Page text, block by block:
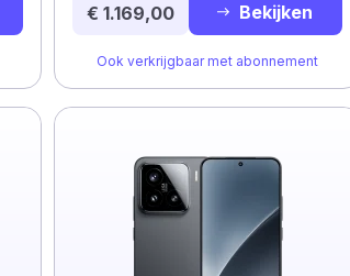
€ 1.169,00 Bekijken
Ook verkrijgbaar met abonnement